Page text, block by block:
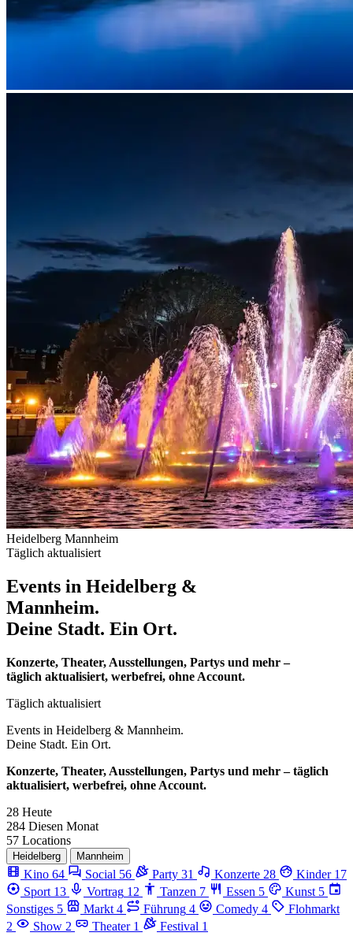
Heidelberg Mannheim
Täglich aktualisiert
Events in Heidelberg &
Mannheim.
Deine Stadt. Ein Ort.
Konzerte, Theater, Ausstellungen, Partys und mehr –
täglich aktualisiert, werbefrei, ohne Account.
Täglich aktualisiert
Events in Heidelberg & Mannheim.
Deine Stadt. Ein Ort.
Konzerte, Theater, Ausstellungen, Partys und mehr – täglich
aktualisiert, werbefrei, ohne Account.
28 Heute
284 Diesen Monat
57 Locations
Heidelberg Mannheim
Kino 64 Social 56 Party 31 Konzerte 28 Kinder 17
Sport 13 Vortrag 12 Tanzen 7 Essen 5 Kunst 5
Sonstiges 5 Markt 4 Führung 4 Comedy 4
Flohmarkt
2
Show 2 Theater 1 Festival 1